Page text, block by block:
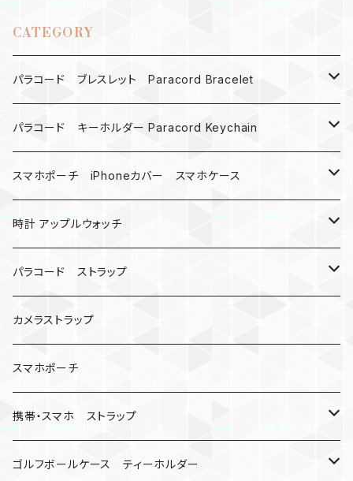
CATEGORY
パラコード ブレスレット Paracord Bracelet
MAD MAX
バックル
バックル無し
シャックル
数珠
パラコード キーホルダー Paracord Keychain
ハロウィン
コンパス
ベルトループ
クボタン
キーケース
人形
忍者
キャンプ道具
スマホポーチ iPhoneカバー スマホケース
楽天ミニ ケース
iPhone
時計 アップルウォッチ
カナビラウォッチ
腕時計
アップルウォッチ
バックル
マッドマックス
パラコード ストラップ
サバイバルツール
カメラストラップ
スマホポーチ
携帯・スマホ ストラップ
ネックストラップ・ショルダーストラップ
ゴルフボールケース ティーホルダー